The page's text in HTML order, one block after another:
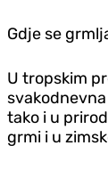
Gdje se
U tropskim
tako i u
grmi i u